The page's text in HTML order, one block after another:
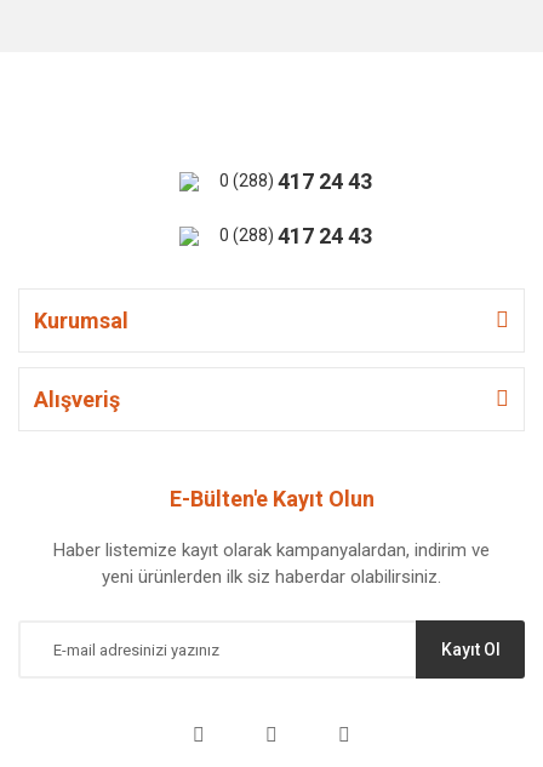
0 (288) 417 24 43
0 (288) 417 24 43
Kurumsal
Alışveriş
E-Bülten'e Kayıt Olun
Haber listemize kayıt olarak kampanyalardan, indirim ve
yeni ürünlerden ilk siz haberdar olabilirsiniz.
Kayıt Ol